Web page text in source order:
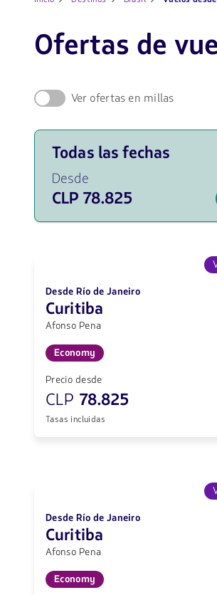
Ofertas de
Ver ofertas en millas
Ver
ofertas
de
vuelos
para
las
Todas las fechas
Desde
CLP 78.825
Desde Río de Janeiro
Curitiba
Afonso Pena
Economy
Precio desde
CLP 78.825
Tasas incluidas
Desde Río de Janeiro
Curitiba
Afonso Pena
Economy